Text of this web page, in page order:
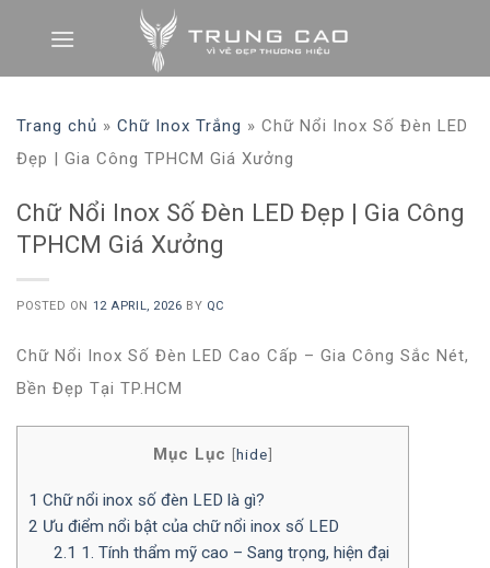
Trang chủ » Chữ Inox Trắng » Chữ Nổi Inox Số Đèn LED
Đẹp | Gia Công TPHCM Giá Xưởng
Chữ Nổi Inox Số Đèn LED Đẹp | Gia Công
TPHCM Giá Xưởng
POSTED ON 12 APRIL, 2026 BY QC
Chữ Nổi Inox Số Đèn LED Cao Cấp – Gia Công Sắc Nét,
Bền Đẹp Tại TP.HCM
Mục Lục [hide]
1 Chữ nổi inox số đèn LED là gì?
2 Ưu điểm nổi bật của chữ nổi inox số LED
2.1 1. Tính thẩm mỹ cao – Sang trọng, hiện đại